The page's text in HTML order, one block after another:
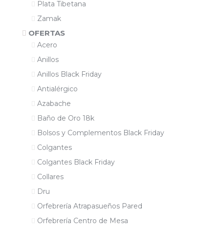
Plata Tibetana
Zamak
OFERTAS
Acero
Anillos
Anillos Black Friday
Antialérgico
Azabache
Baño de Oro 18k
Bolsos y Complementos Black Friday
Colgantes
Colgantes Black Friday
Collares
Dru
Orfebrería Atrapasueños Pared
Orfebrería Centro de Mesa